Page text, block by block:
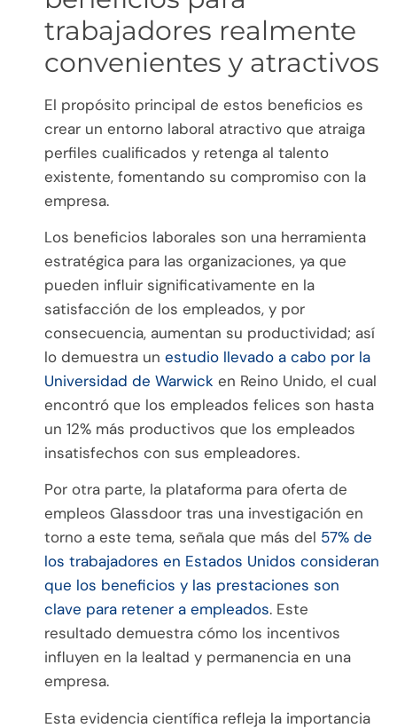
trabajadores realmente
convenientes y atractivos
El propósito principal de estos beneficios es
crear un entorno laboral atractivo que atraiga
perfiles cualificados y retenga al talento
existente, fomentando su compromiso con la
empresa.
Los beneficios laborales son una herramienta
estratégica para las organizaciones, ya que
pueden influir significativamente en la
satisfacción de los empleados, y por
consecuencia, aumentan su productividad; así
lo demuestra un estudio llevado a cabo por la
Universidad de Warwick en Reino Unido, el cual
encontró que los empleados felices son hasta
un 12% más productivos que los empleados
insatisfechos con sus empleadores.
Por otra parte, la plataforma para oferta de
empleos Glassdoor tras una investigación en
torno a este tema, señala que más del 57% de
los trabajadores en Estados Unidos consideran
que los beneficios y las prestaciones son
clave para retener a empleados. Este
resultado demuestra cómo los incentivos
influyen en la lealtad y permanencia en una
empresa.
Esta evidencia científica refleja la importancia